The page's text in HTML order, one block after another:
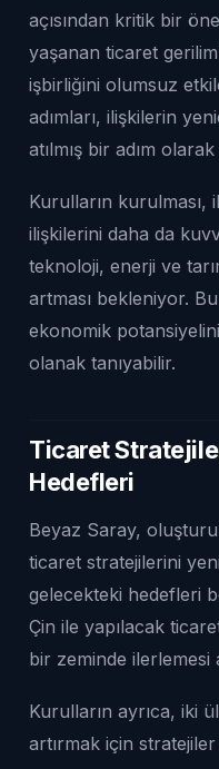
açısından kritik bir
yaşanan ticaret
işbirliğini olumsuz
adımları, ilişkilerin
atılmış bir adım
Kurulların kurulması,
ilişkilerini daha da
teknoloji, enerji ve
artması bekleniyor.
ekonomik
olanak tanıyabilir.
Ticaret
Hedefleri
Beyaz Saray,
ticaret stratejilerini
gelecekteki hedefleri
Çin ile yapılacak
bir zeminde ilerlemesi
Kurulların ayrıca, iki
artırmak için